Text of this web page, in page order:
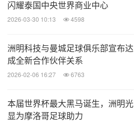
闪耀泰国中央世界商业中心
2026-03-30 10:13 4598
洲明科技与曼城足球俱乐部宣布达
成全新合作伙伴关系
2026-02-06 16:27 6763
本届世界杯最大黑马诞生，洲明光
显为摩洛哥足球助力